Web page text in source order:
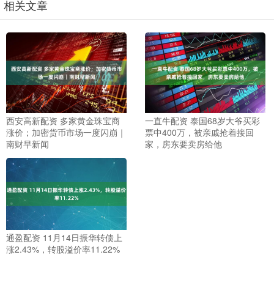
相关文章
西安高新配资 多家黄金珠宝商
涨价；加密货币市场一度闪崩｜
南财早新闻
一直牛配资 泰国68岁大爷买彩
票中400万，被亲戚抢着接回
家，房东要卖房给他
通盈配资 11月14日振华转债上
涨2.43%，转股溢价率11.22%